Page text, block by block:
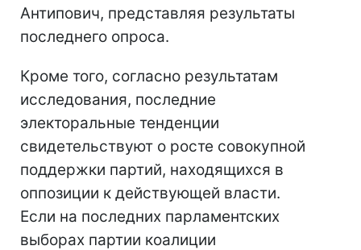
Антипович, представляя результаты
последнего опроса.
Кроме того, согласно результатам
исследования, последние
электоральные тенденции
свидетельствуют о росте совокупной
поддержки партий, находящихся в
оппозиции к действующей власти.
Если на последних парламентских
выборах партии коалиции